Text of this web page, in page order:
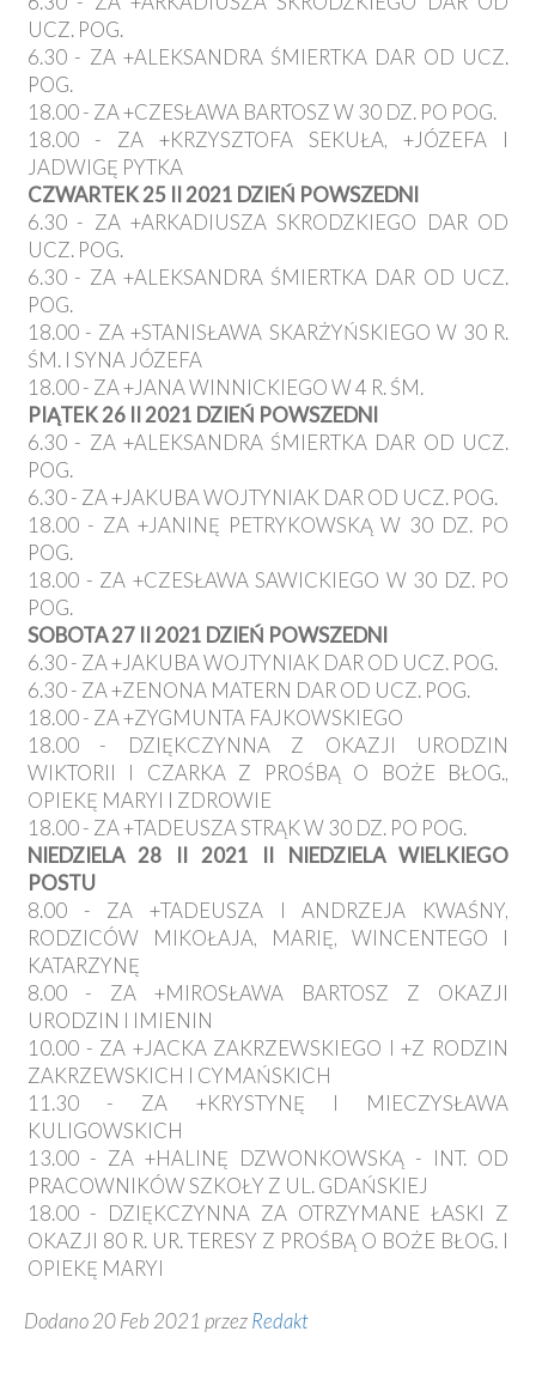
UCZ. POG.
6.30 - ZA +ALEKSANDRA ŚMIERTKA DAR OD UCZ.
POG.
18.00 - ZA +CZESŁAWA BARTOSZ W 30 DZ. PO POG.
18.00 - ZA +KRZYSZTOFA SEKUŁA, +JÓZEFA I
JADWIGĘ PYTKA
CZWARTEK 25 II 2021 DZIEŃ POWSZEDNI
6.30 - ZA +ARKADIUSZA SKRODZKIEGO DAR OD
UCZ. POG.
6.30 - ZA +ALEKSANDRA ŚMIERTKA DAR OD UCZ.
POG.
18.00 - ZA +STANISŁAWA SKARŻYŃSKIEGO W 30 R.
ŚM. I SYNA JÓZEFA
18.00 - ZA +JANA WINNICKIEGO W 4 R. ŚM.
PIĄTEK 26 II 2021 DZIEŃ POWSZEDNI
6.30 - ZA +ALEKSANDRA ŚMIERTKA DAR OD UCZ.
POG.
6.30 - ZA +JAKUBA WOJTYNIAK DAR OD UCZ. POG.
18.00 - ZA +JANINĘ PETRYKOWSKĄ W 30 DZ. PO
POG.
18.00 - ZA +CZESŁAWA SAWICKIEGO W 30 DZ. PO
POG.
SOBOTA 27 II 2021 DZIEŃ POWSZEDNI
6.30 - ZA +JAKUBA WOJTYNIAK DAR OD UCZ. POG.
6.30 - ZA +ZENONA MATERN DAR OD UCZ. POG.
18.00 - ZA +ZYGMUNTA FAJKOWSKIEGO
18.00 - DZIĘKCZYNNA Z OKAZJI URODZIN
WIKTORII I CZARKA Z PROŚBĄ O BOŻE BŁOG.,
OPIEKĘ MARYI I ZDROWIE
18.00 - ZA +TADEUSZA STRĄK W 30 DZ. PO POG.
NIEDZIELA 28 II 2021 II NIEDZIELA WIELKIEGO
POSTU
8.00 - ZA +TADEUSZA I ANDRZEJA KWAŚNY,
RODZICÓW MIKOŁAJA, MARIĘ, WINCENTEGO I
KATARZYNĘ
8.00 - ZA +MIROSŁAWA BARTOSZ Z OKAZJI
URODZIN I IMIENIN
10.00 - ZA +JACKA ZAKRZEWSKIEGO I +Z RODZIN
ZAKRZEWSKICH I CYMAŃSKICH
11.30 - ZA +KRYSTYNĘ I MIECZYSŁAWA
KULIGOWSKICH
13.00 - ZA +HALINĘ DZWONKOWSKĄ - INT. OD
PRACOWNIKÓW SZKOŁY Z UL. GDAŃSKIEJ
18.00 - DZIĘKCZYNNA ZA OTRZYMANE ŁASKI Z
OKAZJI 80 R. UR. TERESY Z PROŚBĄ O BOŻE BŁOG. I
OPIEKĘ MARYI
Dodano 20 Feb 2021 przezRedakt